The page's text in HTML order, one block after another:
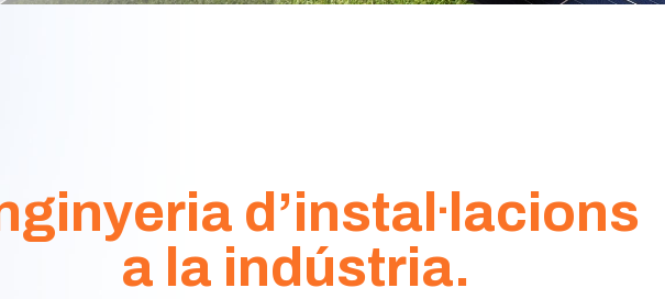
d’instal·lacions
a la indústria.